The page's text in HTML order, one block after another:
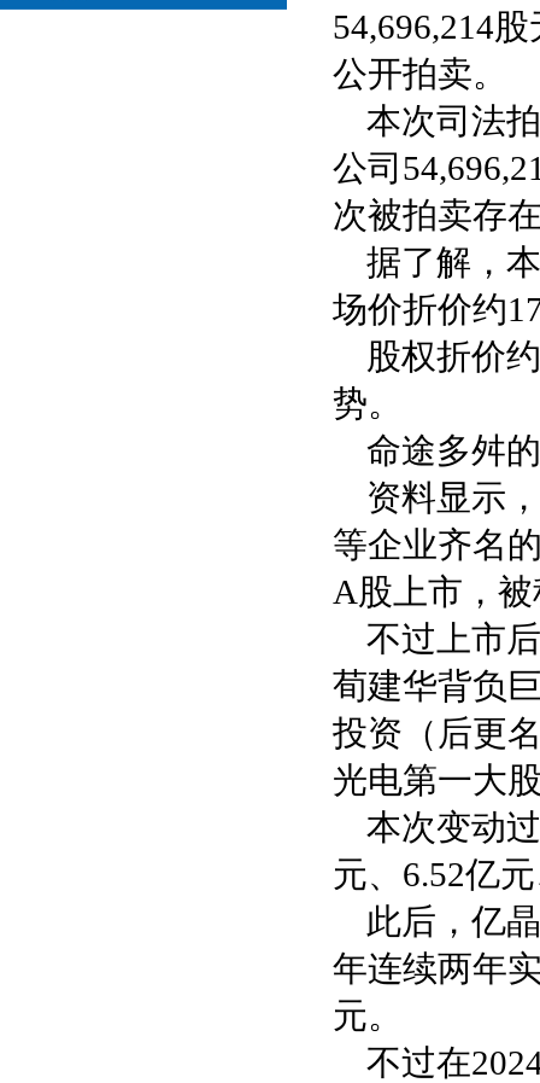
54,696,214
公开拍卖。
本次司法
公司
次被拍卖存
据了解，
场价折价约
股权折价
势。
命途多舛
资料显示
等企业齐名
A股上市，
不过上市
荀建华背负
投资（后更
光电第一大
本次变动
元、6.52亿
此后，亿
年连续两年
元。
不过在